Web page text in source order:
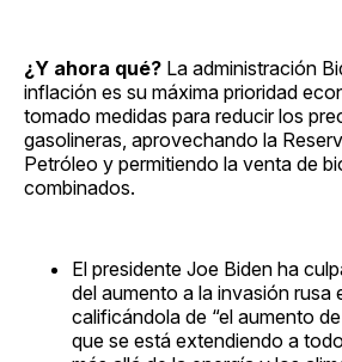
¿Y ahora qué? La administración
inflación es su máxima prioridad
tomado medidas para reducir los
gasolineras, aprovechando la
Petróleo y permitiendo la venta de
combinados.
El presidente Joe Biden ha
del aumento a la invasión rusa
calificándola de “el aumento
que se está extendiendo a